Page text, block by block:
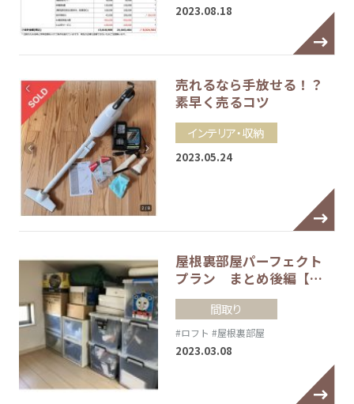
2023.08.18
売れるなら手放せる！？
素早く売るコツ
インテリア・収納
2023.05.24
屋根裏部屋パーフェクト
プラン まとめ後編【…
間取り
#ロフト #屋根裏部屋
2023.03.08